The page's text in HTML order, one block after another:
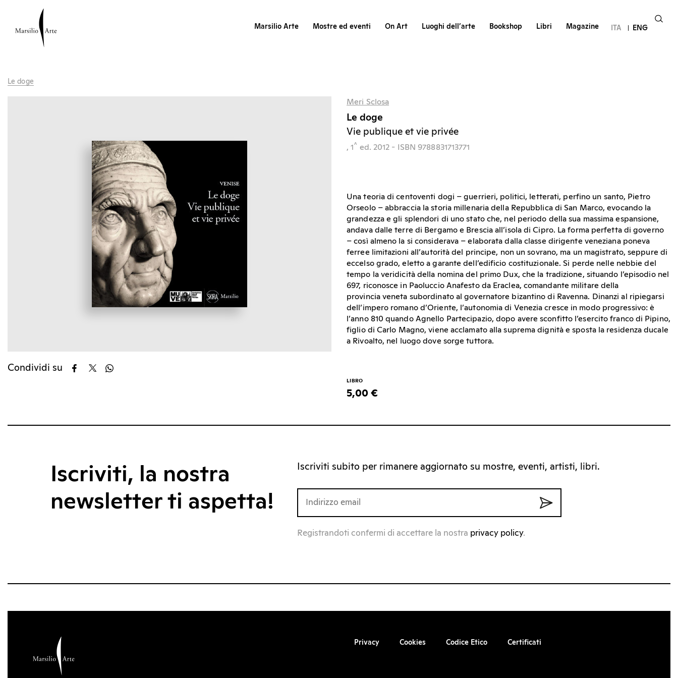
Marsilio Arte Mostre ed eventi On Art Luoghi dell’arte Bookshop Libri Magazine ITA ENG
Le doge
Condividi su
Meri Sclosa
Le doge
Vie publique et vie privée
, 1^ ed. 2012 - ISBN 9788831713771
Una teoria di centoventi dogi – guerrieri, politici, letterati, perfino un santo, Pietro
Orseolo – abbraccia la storia millenaria della Repubblica di San Marco, evocando la
grandezza e gli splendori di uno stato che, nel periodo della sua massima espansione,
andava dalle terre di Bergamo e Brescia all’isola di Cipro. La forma perfetta di governo
– così almeno la si considerava – elaborata dalla classe dirigente veneziana poneva
ferree limitazioni all’autorità del principe, non un sovrano, ma un magistrato, seppure di
eccelso grado, eletto a garante dell’edificio costituzionale. Si perde nelle nebbie del
tempo la veridicità della nomina del primo Dux, che la tradizione, situando l’episodio nel
697, riconosce in Paoluccio Anafesto da Eraclea, comandante militare della
provincia veneta subordinato al governatore bizantino di Ravenna. Dinanzi al ripiegarsi
dell’impero romano d’Oriente, l’autonomia di Venezia cresce in modo progressivo: è
l’anno 810 quando Agnello Partecipazio, dopo avere sconfitto l’esercito franco di Pipino,
figlio di Carlo Magno, viene acclamato alla suprema dignità e sposta la residenza ducale
a Rivoalto, nel luogo dove sorge tuttora.
LIBRO
5,00 €
Iscriviti, la nostra
newsletter ti aspetta!
Iscriviti subito per rimanere aggiornato su mostre, eventi, artisti, libri.
Registrandoti confermi di accettare la nostra privacy policy.
Privacy Cookies Codice Etico Certificati